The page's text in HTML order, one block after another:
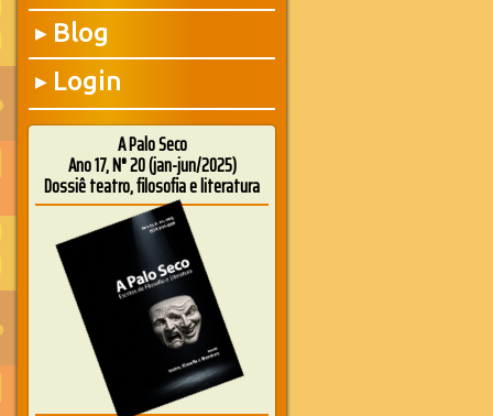
▶ Blog
▶ Login
A Palo Seco
Ano 17, N° 20 (jan-jun/2025)
Dossiê teatro, filosofia e literatura